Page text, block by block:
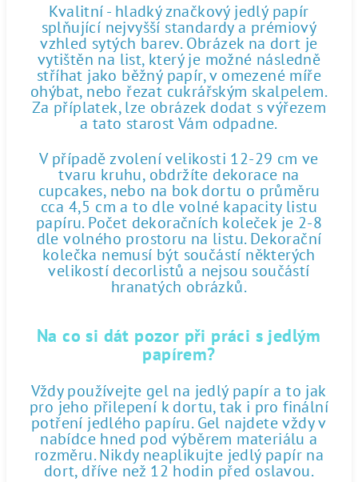
Kvalitní - hladký značkový jedlý papír
splňující nejvyšší standardy a prémiový
vzhled sytých barev. Obrázek na dort je
vytištěn na list, který je možné následně
stříhat jako běžný papír, v omezené míře
ohýbat, nebo řezat cukrářským skalpelem.
Za příplatek, lze obrázek dodat s výřezem
a tato starost Vám odpadne.
V případě zvolení velikosti 12-29 cm ve
tvaru kruhu, obdržíte dekorace na
cupcakes, nebo na bok dortu o průměru
cca 4,5 cm a to dle volné kapacity listu
papíru. Počet dekoračních koleček je 2-8
dle volného prostoru na listu. Dekorační
kolečka nemusí být součástí některých
velikostí decorlistů a nejsou součástí
hranatých obrázků.
Na co si dát pozor při práci s jedlým
papírem?
Vždy používejte gel na jedlý papír a to jak
pro jeho přilepení k dortu, tak i pro finální
potření jedlého papíru. Gel najdete vždy v
nabídce hned pod výběrem materiálu a
rozměru. Nikdy neaplikujte jedlý papír na
dort, dříve než 12 hodin před oslavou.